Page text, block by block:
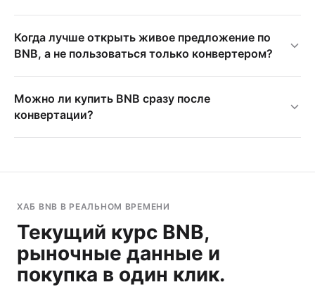
Когда лучше открыть живое предложение по
BNB, а не пользоваться только конвертером?
Можно ли купить BNB сразу после
конвертации?
ХАБ BNB В РЕАЛЬНОМ ВРЕМЕНИ
Текущий курс BNB,
рыночные данные и
покупка в один клик.